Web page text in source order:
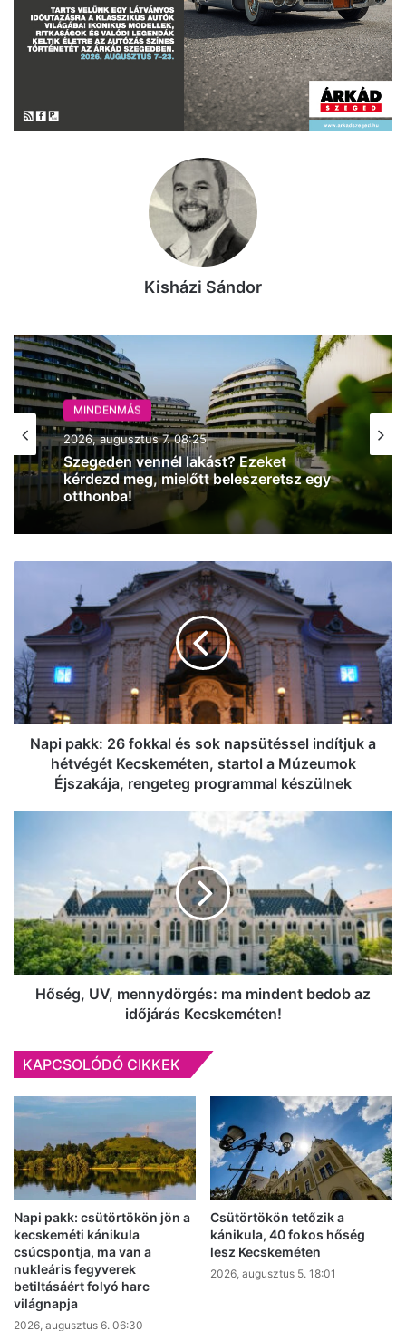
Kisházi Sándor
MINDENMÁS
2026, augusztus 7. 08:25
Szegeden vennél lakást? Ezeket
kérdezd meg, mielőtt beleszeretsz egy
otthonba!
MINDENMÁS
2026, augusztus 7. 06:30
Kecskemétre Báthori Erzsébet
születésnapján
és
sok
napsütéssel
indítjuk
a
hétvégét
Kecskeméten,
programmal
készülnek
Napi pakk: 26 fokkal és sok napsütéssel indítjuk a
hétvégét Kecskeméten, startol a Múzeumok
Éjszakája, rengeteg programmal készülnek
mindent
bedob
az
időjárás
Kecskeméten!
Hőség, UV, mennydörgés: ma mindent bedob az
időjárás Kecskeméten!
KAPCSOLÓDÓ CIKKEK
Napi pakk: csütörtökön jön a
kecskeméti kánikula
csúcspontja, ma van a
nukleáris fegyverek
betiltásáért folyó harc
világnapja
2026, augusztus 6. 06:30
Csütörtökön tetőzik a
kánikula, 40 fokos hőség
lesz Kecskeméten
2026, augusztus 5. 18:01